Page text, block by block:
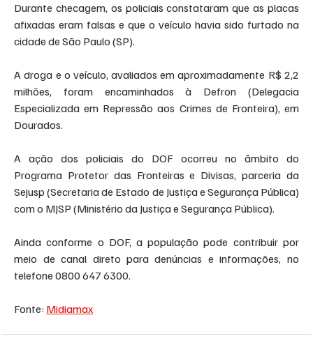
Durante checagem, os policiais constataram que as placas
afixadas eram falsas e que o veículo havia sido furtado na
cidade de São Paulo (SP).
A droga e o veículo, avaliados em aproximadamente R$ 2,2
milhões, foram encaminhados à Defron (Delegacia
Especializada em Repressão aos Crimes de Fronteira), em
Dourados.
A ação dos policiais do DOF ocorreu no âmbito do
Programa Protetor das Fronteiras e Divisas, parceria da
Sejusp (Secretaria de Estado de Justiça e Segurança Pública)
com o MJSP (Ministério da Justiça e Segurança Pública).
Ainda conforme o DOF, a população pode contribuir por
meio de canal direto para denúncias e informações, no
telefone 0800 647 6300.
Fonte: Midiamax